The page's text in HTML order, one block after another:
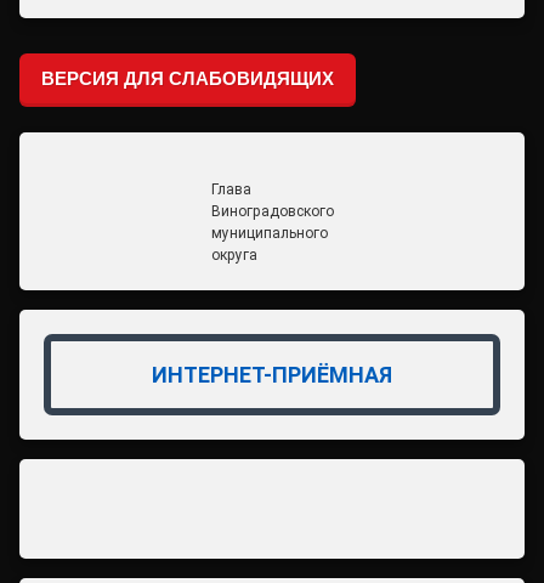
ВЕРСИЯ ДЛЯ СЛАБОВИДЯЩИХ
Глава
Виноградовского
муниципального
округа
ИНТЕРНЕТ-ПРИЁМНАЯ